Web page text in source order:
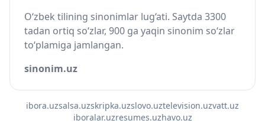
O‘zbek tilining sinonimlar lug‘ati. Saytda 3300
tadan ortiq so‘zlar, 900 ga yaqin sinonim so‘zlar
to‘plamiga jamlangan.
sinonim.uz
ibora.uzsalsa.uzskripka.uzslovo.uztelevision.uzvatt.uz
iboralar.uzresumes.uzhavo.uz